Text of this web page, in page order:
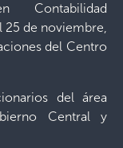
Contabilidad
25 de noviembre,
del Centro
del área
Central y